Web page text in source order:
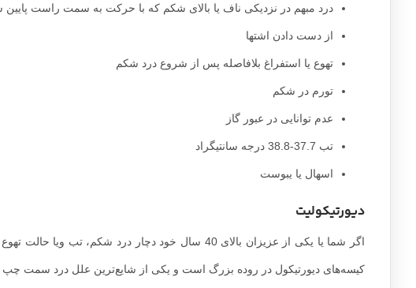
درد مبهم در نزدیکی ناف یا بالای شکم که با حرکت به سمت راست
از دست دادن اشتها
تهوع یا استفراغ بلافاصله پس از شروع درد شکم
تورم در شکم
عدم توانایی در عبور گاز
تب 37.7-38.8 درجه سانتیگراد
اسهال یا یبوست
دیورتیکولیت
اگر شما یا یکی از عزیزان بالای 40 سال خود دچار درد
کیسه‌های دیورتیکول در روده بزرگ است و یکی از شایع‌ترین علل درد سمت